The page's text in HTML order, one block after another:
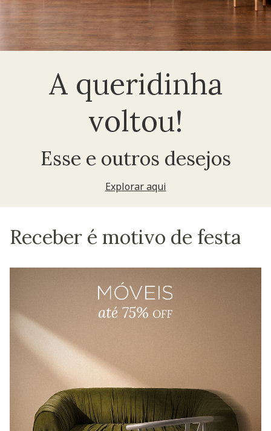
A queridinha
voltou!
Esse e outros desejos
Explorar aqui
Receber é motivo de festa